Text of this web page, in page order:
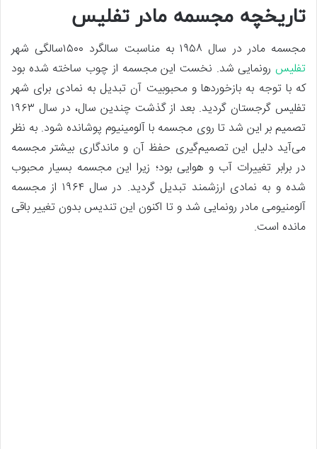
تاریخچه مجسمه مادر تفلیس
مجسمه مادر در سال ۱۹۵۸ به مناسبت سالگرد ۱۵۰۰سالگی شهر
تفلیس رونمایی شد. نخست این مجسمه از چوب ساخته شده بود
که با توجه به بازخوردها و محبوبیت آن تبدیل به نمادی برای شهر
تفلیس گرجستان گردید. بعد از گذشت چندین سال، در سال ۱۹۶۳
تصمیم بر این شد تا روی مجسمه با آلومینیوم پوشانده شود. به نظر
می‌آید دلیل این تصمیم‌گیری حفظ آن و ماندگاری بیشتر مجسمه
در برابر تغییرات آب و هوایی بود؛ زیرا این مجسمه بسیار محبوب
شده و به نمادی ارزشمند تبدیل گردید. در سال ۱۹۶۴ از مجسمه
آلومنیومی مادر رونمایی شد و تا اکنون این تندیس بدون تغییر باقی
مانده است.